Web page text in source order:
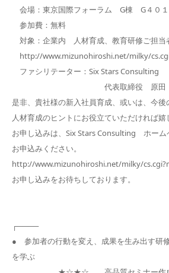
会場：東京国際フォーラム G棟 G４０１
参加費：無料
対象：企業内 人材育成、教育研修ご担当
http://www.mizunohiroshi.net/milky/
ファシリテーター：Six Stars Consulting
代表取締役 原田 由
是非、貴社様の新入社員育成、或いは、今後
人材育成のヒントにお役立ていただければ嬉
お申し込みは、Six Stars Consulting ホーム
お申込みください。
http://www.mizunohiroshi.net/milky/
お申し込みをお待ちしております。
┌────
● 参加者の行動を変え、成果を生み出す研
を学ぶ